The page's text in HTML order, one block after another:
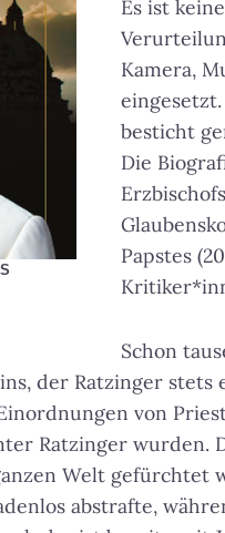
Es ist
Kamera,
besticht
Die
Papstes
Schon
der Ratzinger
von
Ratzinger wurden.
Welt gefürchtet
abstrafte,